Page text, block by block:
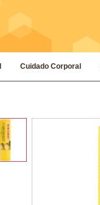
Cuidado Corporal